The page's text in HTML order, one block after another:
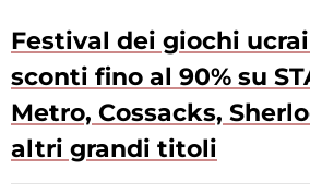
Festival dei giochi
sconti fino al 90% su
Metro, Cossacks,
altri grandi titoli